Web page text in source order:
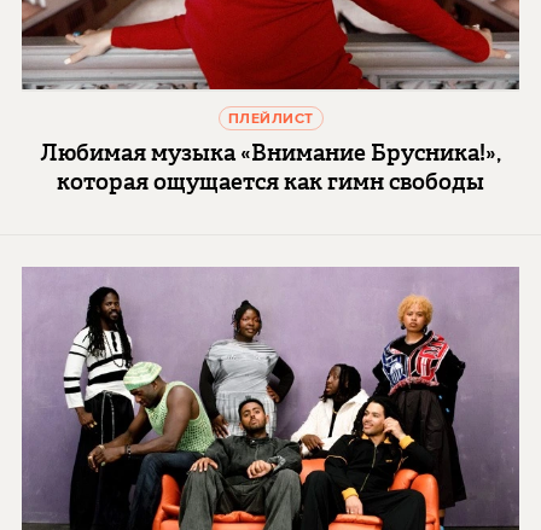
ПЛЕЙЛИСТ
Любимая музыка «Внимание Брусника!»,
которая ощущается как гимн свободы